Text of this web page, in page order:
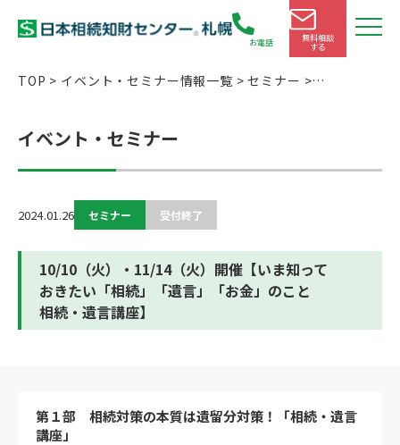
お電話 無料相談
する
TOP > イベント・セミナー情報一覧 >セミナー >
イベント・セミナー
2024.01.26 セミナー 受付終了
10/10（火）・11/14（火）開催【いま知って
おきたい「相続」「遺言」「お金」のこと
相続・遺言講座】
第１部 相続対策の本質は遺留分対策！「相続・遺言
講座」